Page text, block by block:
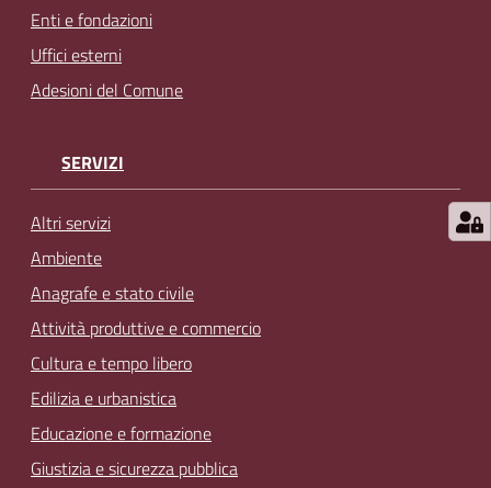
Enti e fondazioni
Uffici esterni
Adesioni del Comune
SERVIZI
Altri servizi
Ambiente
Anagrafe e stato civile
Attività produttive e commercio
Cultura e tempo libero
Edilizia e urbanistica
Educazione e formazione
Giustizia e sicurezza pubblica